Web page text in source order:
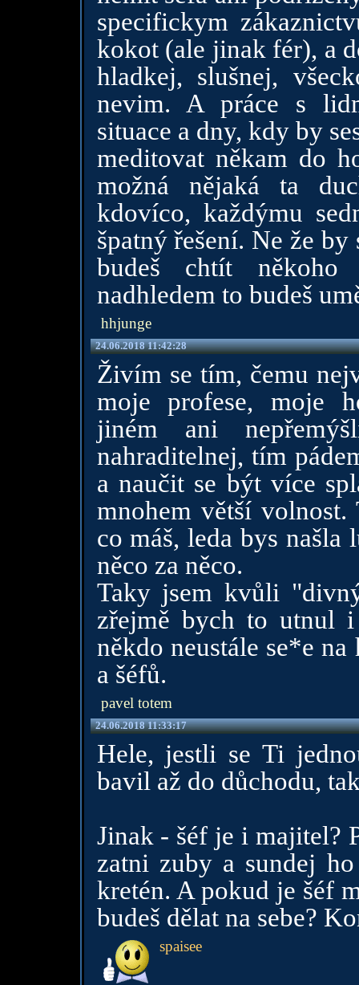
specifickym
kokot (ale jinak fér), a
hladkej, slušnej,
nevim. A práce s
situace a dny, kdy by
meditovat někam do
možná nějaká ta
kdovíco, každýmu
špatný řešení. Ne že
budeš chtít
nadhledem to budeš
hhjunge
24.06.2018 11:42:28
Živím se tím, čemu
moje profese, moje
jiném ani
nahraditelnej, tím
a naučit se být více
mnohem větší volnost.
co máš, leda bys
něco za něco.
Taky jsem kvůli
zřejmě bych to utnul
někdo neustále se*e
a šéfů.
pavel totem
24.06.2018 11:33:17
Hele, jestli se Ti
bavil až do důchodu,
Jinak - šéf je i majitel?
zatni zuby a sundej
kretén. A pokud je šéf
budeš dělat na sebe?
spaisee